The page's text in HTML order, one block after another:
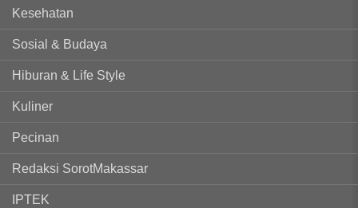
Kesehatan
Sosial & Budaya
Hiburan & Life Style
Kuliner
Pecinan
Redaksi SorotMakassar
IPTEK